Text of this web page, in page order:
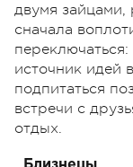
двумя зайцами,
сначала
источник идей
подпитаться
встречи с
отдых.